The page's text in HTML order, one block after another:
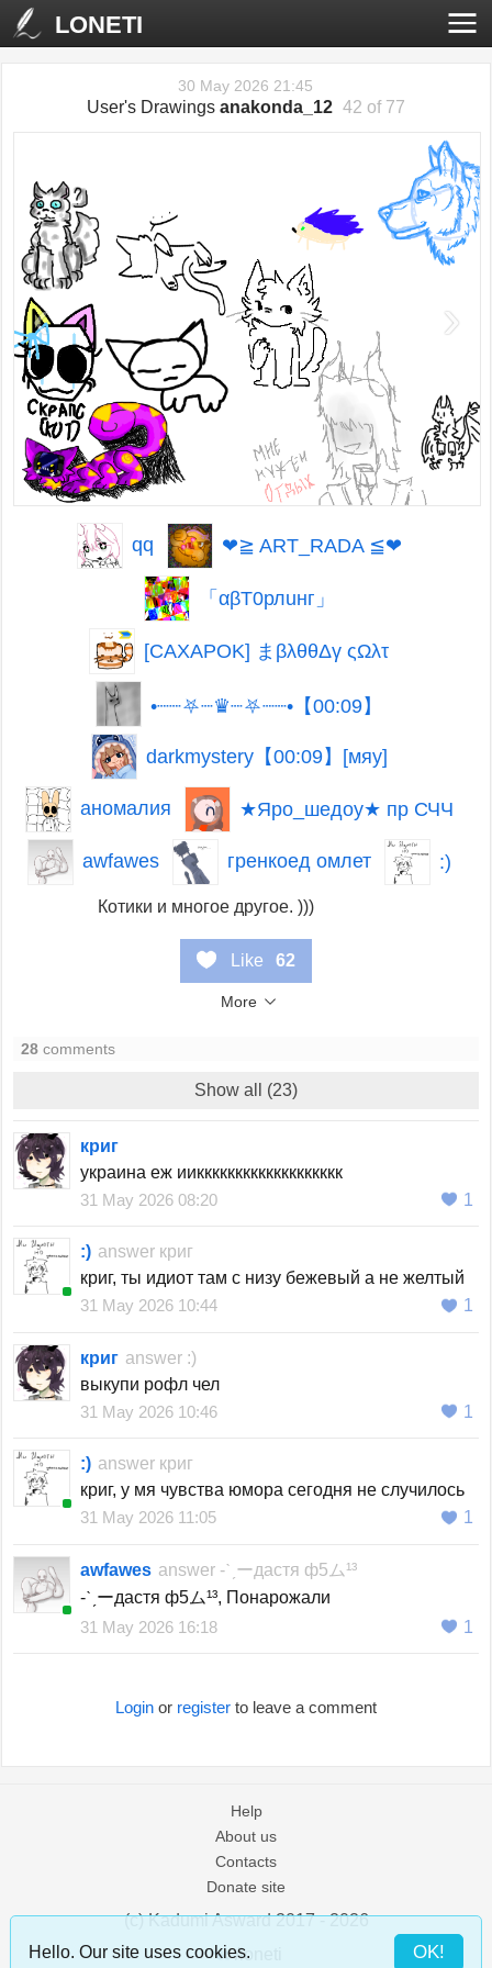
LONETI
30 May 2026 21:45
User's Drawings anakonda_12 42 of 77
‹ ›
qq ❤≧ ART_RADA ⁠≦❤
「αβТ0рлuнг」
[CAXAPOK] まβλθθΔγ ςΩλτ
•┈┈⛧┈♛┈⛧┈┈•【00:09】
darkmystery【00:09】[мяу]
аномалия ★Яро_шедоу★ пр СЧЧ
awfawes гренкоед омлет ㅤ:)ㅤ
Котики и многое другое. )))
Like 62
More
28 comments
Show all (23)
криг
украина еж ииккккккккккккккккккк
31 May 2026 08:20
1
ㅤ:)ㅤ answer криг
криг, ты идиот там с низу бежевый а не желтый
31 May 2026 10:44
1
криг answer ㅤ:)ㅤ
выкупи рофл чел
31 May 2026 10:46
1
ㅤ:)ㅤ answer криг
криг, у мя чувства юмора сегодня не случилось
31 May 2026 11:05
1
awfawes answer -ˋˏーдастя ф5ム¹³
-ˋˏーдастя ф5ム¹³, Понарожали
31 May 2026 16:18
1
Loginor registerto leave a comment
/loneti
(c) Kadumi Asward 2017 - 2026 :)
Help
About us
Contacts
Donate site
Hello. Our site uses cookies. OK!